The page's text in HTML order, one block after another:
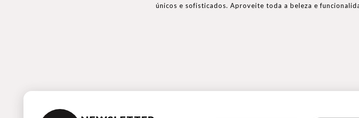
únicos e sofisticados. Aproveite toda a beleza e